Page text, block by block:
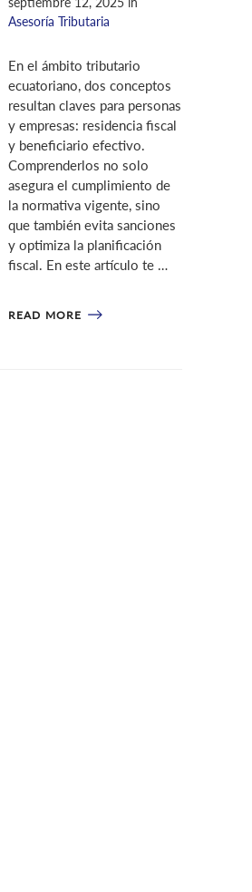
Asesoría Tributaria
En el ámbito tributario
ecuatoriano, dos conceptos
resultan claves para personas
y empresas: residencia fiscal
y beneficiario efectivo.
Comprenderlos no solo
asegura el cumplimiento de
la normativa vigente, sino
que también evita sanciones
y optimiza la planificación
fiscal. En este artículo te …
READ MORE